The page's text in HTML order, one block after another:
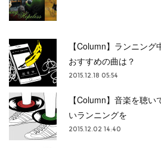
【Column】ランニング
おすすめの曲は？
2015.12.18 05:54
【Column】音楽を聴
いランニングを
2015.12.02 14:40